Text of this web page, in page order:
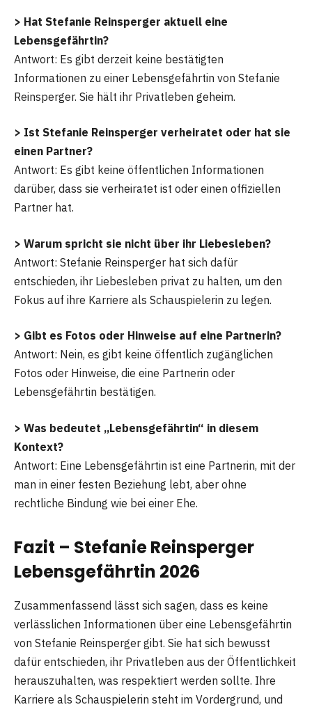
> Hat Stefanie Reinsperger aktuell eine
Lebensgefährtin?
Antwort: Es gibt derzeit keine bestätigten
Informationen zu einer Lebensgefährtin von Stefanie
Reinsperger. Sie hält ihr Privatleben geheim.
> Ist Stefanie Reinsperger verheiratet oder hat sie
einen Partner?
Antwort: Es gibt keine öffentlichen Informationen
darüber, dass sie verheiratet ist oder einen offiziellen
Partner hat.
> Warum spricht sie nicht über ihr Liebesleben?
Antwort: Stefanie Reinsperger hat sich dafür
entschieden, ihr Liebesleben privat zu halten, um den
Fokus auf ihre Karriere als Schauspielerin zu legen.
> Gibt es Fotos oder Hinweise auf eine Partnerin?
Antwort: Nein, es gibt keine öffentlich zugänglichen
Fotos oder Hinweise, die eine Partnerin oder
Lebensgefährtin bestätigen.
> Was bedeutet „Lebensgefährtin“ in diesem
Kontext?
Antwort: Eine Lebensgefährtin ist eine Partnerin, mit der
man in einer festen Beziehung lebt, aber ohne
rechtliche Bindung wie bei einer Ehe.
Fazit – Stefanie Reinsperger
Lebensgefährtin 2026
Zusammenfassend lässt sich sagen, dass es keine
verlässlichen Informationen über eine Lebensgefährtin
von Stefanie Reinsperger gibt. Sie hat sich bewusst
dafür entschieden, ihr Privatleben aus der Öffentlichkeit
herauszuhalten, was respektiert werden sollte. Ihre
Karriere als Schauspielerin steht im Vordergrund, und